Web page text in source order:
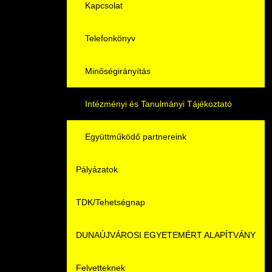
Családbarát Szolgáltató
EHÖK
Hallgatókra érvényes szabályzatok
Ösztöndíjak
Kiemelt ösztöndíjak
Nemzetközi Lehetőségek
Szolgáltatások
Fordítási Szolgáltatások
GY.I.K.
Origó nyelvvizsga
HASIT
Neptun
Moodle
K+F+I
Átjelentkezőknek
Kapcsolat
TDK/Tehetségnap
Online Studium
Kapcsolat
Telefonkönyv
Minőségirányítás
Intézményi és Tanulmányi Tájékoztató
Együttműködő partnereink
Pályázatok
TDK/Tehetségnap
DUNAÚJVÁROSI EGYETEMÉRT ALAPÍTVÁNY
Felvetteknek